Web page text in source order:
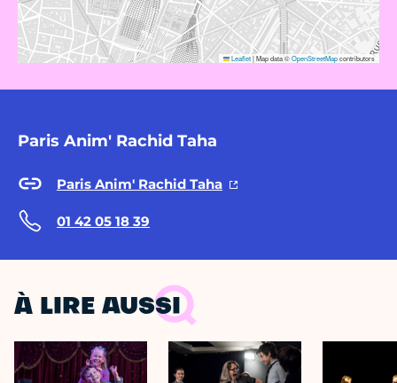
Leaflet|Map data ©OpenStreetMapcontributors
Paris Anim' Rachid Taha
Paris Anim' Rachid Taha
01 42 05 18 39
À LIRE AUSSI